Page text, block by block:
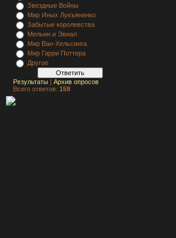
Звездные Войны
Мир Иных Лукъяненко
Забытые королевства
Мельин и Эвиал
Мир Ван-Хельсинга
Мир Гарри Поттера
Другое
Результаты | Архив опросов
Всего ответов: 159